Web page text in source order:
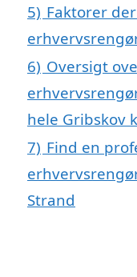
5) Faktorer
6) Oversigt
hele Gribskov
7) Find en
Strand